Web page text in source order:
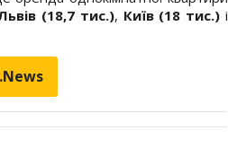
(18,7 тис.), Київ (18 тис.) і